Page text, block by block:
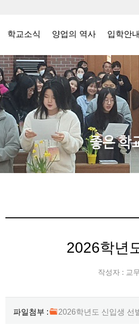
학교소식 양업의 역사 입학안내
2026학년
작성자 : 교
파일첨부 : 2026학년도 신입생 선